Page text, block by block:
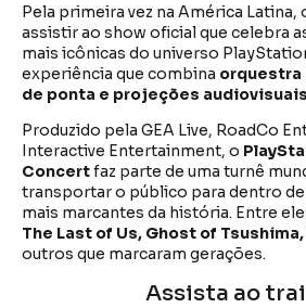
Pela primeira vez na América Latina,
assistir ao show oficial que celebra
mais icônicas do universo
experiência que combina orquestra
de ponta e projeções
Produzido pela GEA Live, RoadCo
Interactive Entertainment, o
Concertfaz parte de uma turnê
transportar o público para dentro
mais marcantes da história. Entre
The Last of Us, Ghost of
outros que marcaram gerações.
Assista ao